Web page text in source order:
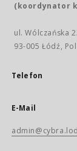
(koordynator
ul. Wólczańska
93-005 Łódź,
Telefon
E-Mail